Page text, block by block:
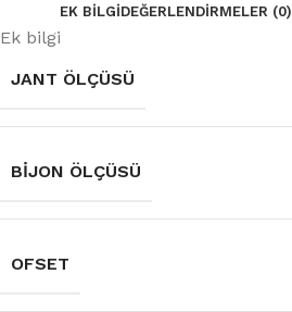
EK BILGIDEĞERLENDIRMELER (0)
Ek bilgi
JANT ÖLÇÜSÜ
BIJON ÖLÇÜSÜ
OFSET